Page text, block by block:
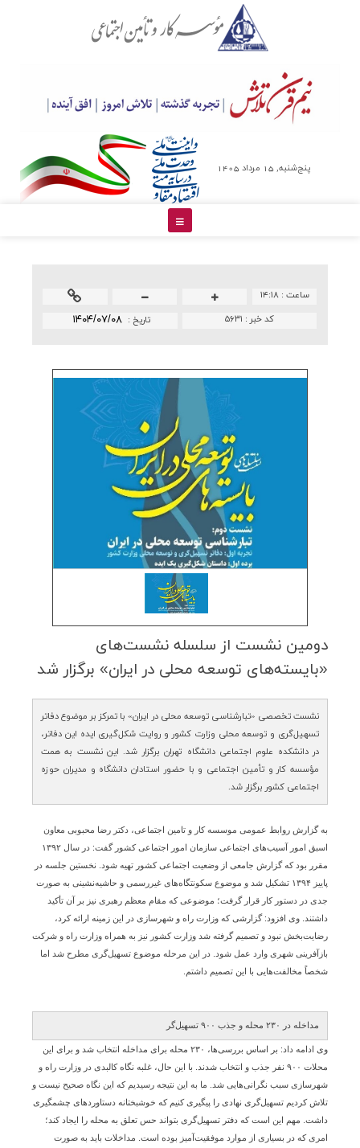
پنج‌شنبه, 15 مرداد 1405
ساعت :۱۴:۱۸
تاريخ : ۱۴۰۴/۰۷/۰۸ کد خبر : ۵۶۳۱
دومین نشست از سلسله نشست‌های
«بایسته‌های توسعه محلی در ایران» برگزار شد
نشست تخصصی «تبارشناسی توسعه محلی در ایران» با تمرکز بر موضوع دفاتر
تسهیل‌گری و توسعه محلی وزارت کشور و روایت شکل‌گیری ایده این دفاتر،
در دانشکده علوم اجتماعی دانشگاه تهران برگزار شد. این نشست به همت
مؤسسه کار و تأمین اجتماعی و با حضور استادان دانشگاه و مدیران حوزه
اجتماعی کشور برگزار شد.
به گزارش روابط عمومی موسسه کار و تامین اجتماعی، دکتر رضا محبوبی معاون
اسبق امور آسیب‌های اجتماعی سازمان امور اجتماعی کشور گفت: در سال ۱۳۹۲
مقرر بود که گزارش جامعی از وضعیت اجتماعی کشور تهیه شود. نخستین جلسه در
پاییز ۱۳۹۴ تشکیل شد و موضوع سکونتگاه‌های غیررسمی و حاشیه‌نشینی به صورت
جدی در دستور کار قرار گرفت؛ موضوعی که مقام معظم رهبری نیز بر آن تأکید
داشتند. وی افزود: گزارشی که وزارت راه و شهرسازی در این زمینه ارائه کرد،
رضایت‌بخش نبود و تصمیم گرفته شد وزارت کشور نیز به همراه وزارت راه و شرکت
بازآفرینی شهری وارد عمل شود. در این مرحله موضوع تسهیل‌گری مطرح شد اما
شخصاً مخالفت‌هایی با این تصمیم داشتم.
مداخله در ۲۳۰ محله و جذب ۹۰۰ تسهیل‌گر
وی ادامه داد: بر اساس بررسی‌ها، ۲۳۰ محله برای مداخله انتخاب شد و برای این
محلات ۹۰۰ نفر جذب و انتخاب شدند. با این حال، غلبه نگاه کالبدی در وزارت راه و
شهرسازی سبب نگرانی‌هایی شد. ما به این نتیجه رسیدیم که این نگاه صحیح نیست و
تلاش کردیم تسهیل‌گری نهادی را پیگیری کنیم که خوشبختانه دستاوردهای چشمگیری
داشت. مهم این است که دفتر تسهیل‌گری بتواند حس تعلق به محله را ایجاد کند؛
امری که در بسیاری از موارد موفقیت‌آمیز بوده است. مداخلات باید به صورت